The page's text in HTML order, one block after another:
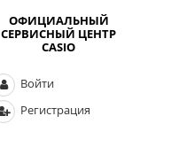
ОФИЦИАЛЬНЫЙ
СЕРВИСНЫЙ ЦЕНТР
CASIO
Войти
Регистрация